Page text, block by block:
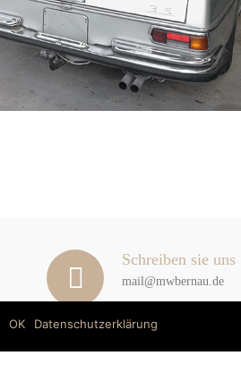
Schreiben sie uns
mail@mwbernau.de
OK Datenschutzerklärung